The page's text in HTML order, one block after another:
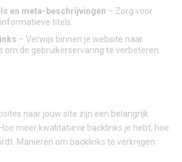
en meta-beschrijvingen – Zorg voor
titels.
– Verwijs binnen je website naar
om de gebruikerservaring te verbeteren.
naar jouw site zijn een belangrijk
meer kwalitatieve backlinks je hebt, hoe
Manieren om backlinks te verkrijgen: